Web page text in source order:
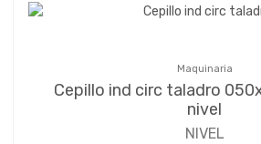
Maquinaria
Cepillo ind circ taladro
nivel
NIVEL